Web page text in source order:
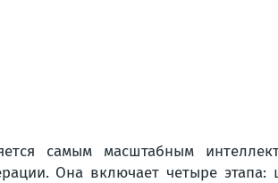
самым масштабным
Она включает четыре